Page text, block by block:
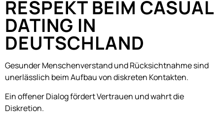
RESPEKT BEIM CASUAL
DATING IN
DEUTSCHLAND
Gesunder Menschenverstand und Rücksichtnahme sind
unerlässlich beim Aufbau von diskreten Kontakten.
Ein offener Dialog fördert Vertrauen und wahrt die
Diskretion.